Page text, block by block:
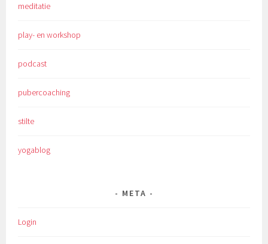
meditatie
play- en workshop
podcast
pubercoaching
stilte
yogablog
META
Login